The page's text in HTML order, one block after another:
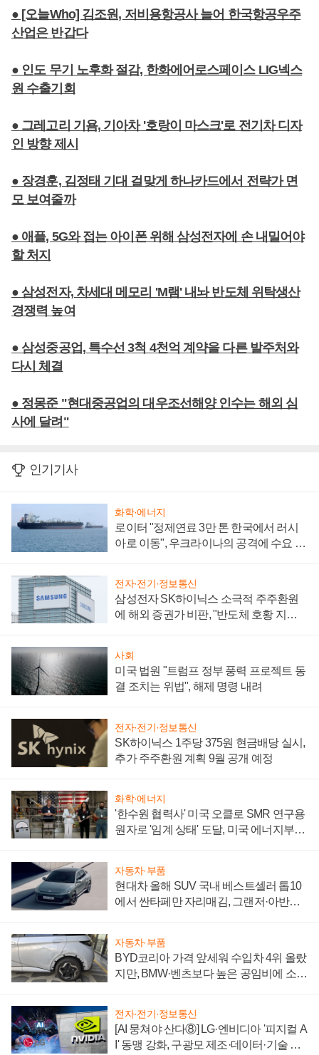
● [오늘Who] 김조원, 저비용항공사 늘어 한국항공우주
산업은 반갑다
● 인도 무기 노후화 절감, 한화에어로스페이스 LIG넥스
원 수출기회
● 그레고리 기욤, 기아차 '호랑이 마스크'로 전기차 디자
인 방향 제시
● 장경훈, 김정태 기대 걸맞게 하나카드에서 전략가 면
모 보여줄까
● 애플, 5G와 접는 아이폰 위해 삼성전자에 손 내밀어야
할 처지
● 삼성전자, 차세대 메모리 'M램' 내놔 반도체 위탁생산
경쟁력 높여
● 삼성중공업, 특수선 3척 4천억 계약을 다른 발주처와
다시 체결
● 정몽준 "현대중공업의 대우조선해양 인수는 해외 심
사에 달려"
인기기사
화학·에너지
로이터 "정제연료 3만 톤 한국에서 러시
아로 이동", 우크라이나의 공격에 수요 늘
전자·전기·정보통신
삼성전자 SK하이닉스 소극적 주주환원
에 해외 증권가 비판, "반도체 호황 지속
사회
미국 법원 "트럼프 정부 풍력 프로젝트 동
결 조치는 위법", 해제 명령 내려
전자·전기·정보통신
SK하이닉스 1주당 375원 현금배당 실시,
추가 주주환원 계획 9월 공개 예정
화학·에너지
'한수원 협력사' 미국 오클로 SMR 연구용
원자로 '임계 상태' 도달, 미국 에너지부
자동차·부품
현대차 올해 SUV 국내 베스트셀러 톱10
에서 싼타페만 자리매김, 그랜저·아반떼
자동차·부품
BYD코리아 가격 앞세워 수입차 4위 올랐
지만, BMW·벤츠보다 높은 공임비에 소비
전자·전기·정보통신
[AI 뭉쳐야 산다⑧] LG·엔비디아 '피지컬 A
I' 동맹 강화, 구광모 제조·데이터·기술 결